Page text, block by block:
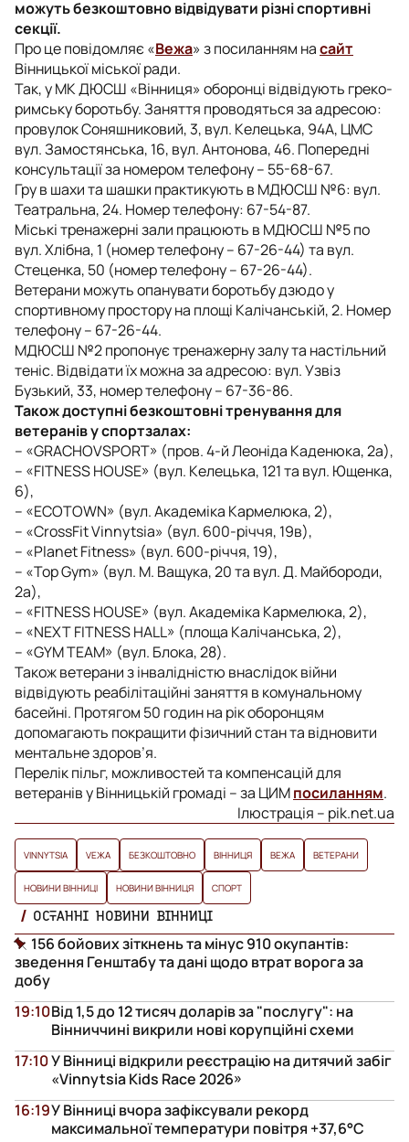
можуть безкоштовно відвідувати різні спортивні
секції.
Про це повідомляє «Вежа» з посиланням насайт
Вінницької міської ради.
Так, у МК ДЮСШ «Вінниця» оборонці відвідують греко-
римську боротьбу. Заняття проводяться за адресою:
провулок Соняшниковий, 3, вул. Келецька, 94А, ЦМС
вул. Замостянська, 16, вул. Антонова, 46. Попередні
консультації за номером телефону – 55-68-67.
Гру в шахи та шашки практикують в МДЮСШ №6: вул.
Театральна, 24. Номер телефону: 67-54-87.
Міські тренажерні зали працюють в МДЮСШ №5 по
вул. Хлібна, 1 (номер телефону – 67-26-44) та вул.
Стеценка, 50 (номер телефону – 67-26-44).
Ветерани можуть опанувати боротьбу дзюдо у
спортивному простору на площі Калічанській, 2. Номер
телефону – 67-26-44.
МДЮСШ №2 пропонує тренажерну залу та настільний
теніс. Відвідати їх можна за адресою: вул. Узвіз
Бузький, 33, номер телефону – 67-36-86.
Також доступні безкоштовні тренування для
ветеранів у спортзалах:
– «GRACHOVSPORT» (пров. 4-й Леоніда Каденюка, 2а),
– «FITNESS HOUSE» (вул. Келецька, 121 та вул. Ющенка,
6),
– «ECOTOWN» (вул. Академіка Кармелюка, 2),
– «CrossFit Vinnytsia» (вул. 600-річчя, 19в),
– «Planet Fitness» (вул. 600-річчя, 19),
– «Top Gym» (вул. М. Ващука, 20 та вул. Д. Майбороди,
2а),
– «FITNESS HOUSE» (вул. Академіка Кармелюка, 2),
– «NEXT FITNESS HALL» (площа Калічанська, 2),
– «GYM TEAM» (вул. Блока, 28).
Також ветерани з інвалідністю внаслідок війни
відвідують реабілітаційні заняття в комунальному
басейні. Протягом 50 годин на рік оборонцям
допомагають покращити фізичний стан та відновити
ментальне здоров’я.
Перелік пільг, можливостей та компенсацій для
ветеранів у Вінницькій громаді – за ЦИМпосиланням.
Ілюстрація – pik.net.ua
VINNYTSIA VЕЖА БЕЗКОШТОВНО ВІННИЦЯ ВЕЖА ВЕТЕРАНИ
НОВИНИ ВІННИЦІ НОВИНИ ВІННИЦЯ СПОРТ
ОСТАННІ НОВИНИ ВІННИЦІ
156 бойових зіткнень та мінус 910 окупантів:
зведення Генштабу та дані щодо втрат ворога за
добу
Від 1,5 до 12 тисяч доларів за "послугу": на
Вінниччині викрили нові корупційні схеми
19:10
У Вінниці відкрили реєстрацію на дитячий забіг
«Vinnytsia Kids Race 2026»
17:10
У Вінниці вчора зафіксували рекорд
максимальної температури повітря +37,6°С
16:19